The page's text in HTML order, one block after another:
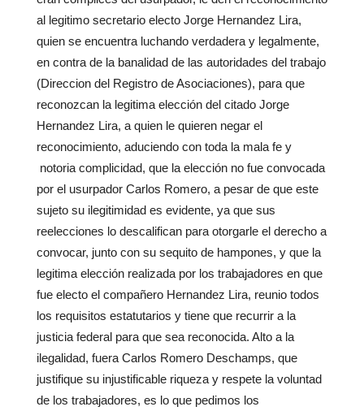
al legitimo secretario electo Jorge Hernandez Lira,
quien se encuentra luchando verdadera y legalmente,
en contra de la banalidad de las autoridades del trabajo
(Direccion del Registro de Asociaciones), para que
reconozcan la legitima elección del citado Jorge
Hernandez Lira, a quien le quieren negar el
reconocimiento, aduciendo con toda la mala fe y
notoria complicidad, que la elección no fue convocada
por el usurpador Carlos Romero, a pesar de que este
sujeto su ilegitimidad es evidente, ya que sus
reelecciones lo descalifican para otorgarle el derecho a
convocar, junto con su sequito de hampones, y que la
legitima elección realizada por los trabajadores en que
fue electo el compañero Hernandez Lira, reunio todos
los requisitos estatutarios y tiene que recurrir a la
justicia federal para que sea reconocida. Alto a la
ilegalidad, fuera Carlos Romero Deschamps, que
justifique su injustificable riqueza y respete la voluntad
de los trabajadores, es lo que pedimos los